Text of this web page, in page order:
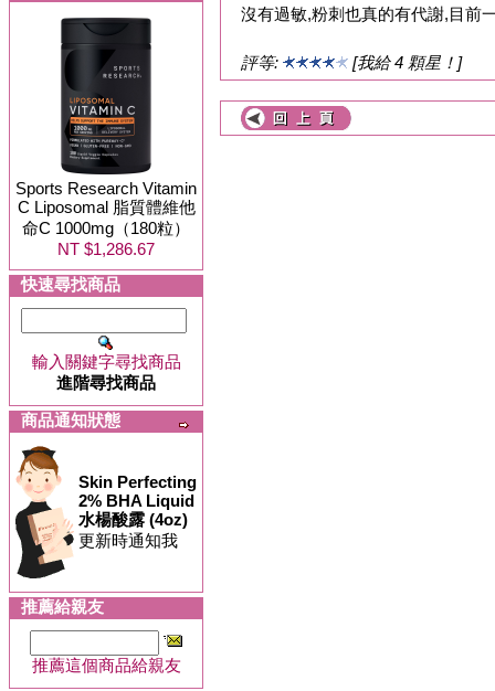
Sports Research Vitamin
C Liposomal 脂質體維他
命C 1000mg（180粒）
NT $1,286.67
快速尋找商品
輸入關鍵字尋找商品
進階尋找商品
商品通知狀態
Skin Perfecting
2% BHA Liquid
水楊酸露 (4oz)
更新時通知我
推薦給親友
推薦這個商品給親友
沒有過敏,粉刺也真的有代謝,目前
評等: [我給 4 顆星！]